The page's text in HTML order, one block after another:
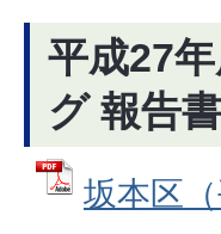
平成27
グ 報告書
坂本区